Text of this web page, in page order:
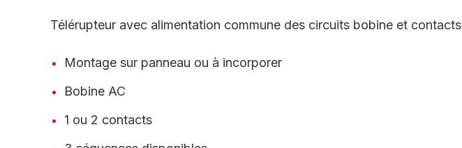
Télérupteur avec alimentation commune des circuits bobine et contacts
Montage sur panneau ou à incorporer
Bobine AC
1 ou 2 contacts